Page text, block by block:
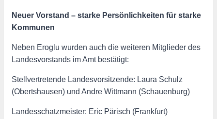
Neuer Vorstand – starke Persönlichkeiten für starke
Kommunen
Neben Eroglu wurden auch die weiteren Mitglieder des
Landesvorstands im Amt bestätigt:
Stellvertretende Landesvorsitzende: Laura Schulz
(Obertshausen) und Andre Wittmann (Schauenburg)
Landesschatzmeister: Eric Pärisch (Frankfurt)